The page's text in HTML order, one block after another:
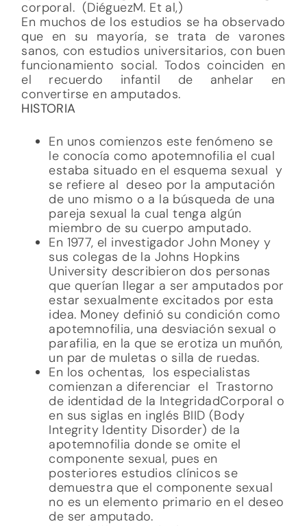
corporal. (DiéguezM. Et al,)
En muchos de los estudios se ha observado
que en su mayoría, se trata de varones
sanos, con estudios universitarios, con buen
funcionamiento social. Todos coinciden en
el recuerdo infantil de anhelar en
convertirse en amputados.
HISTORIA
En unos comienzos este fenómeno se
le conocía como apotemnofilia el cual
estaba situado en el esquema sexual y
se refiere al deseo por la amputación
de uno mismo o a la búsqueda de una
pareja sexual la cual tenga algún
miembro de su cuerpo amputado.
En 1977, el investigador John Money y
sus colegas de la Johns Hopkins
University describieron dos personas
que querían llegar a ser amputados por
estar sexualmente excitados por esta
idea. Money definió su condición como
apotemnofilia, una desviación sexual o
parafilia, en la que se erotiza un muñón,
un par de muletas o silla de ruedas.
En los ochentas, los especialistas
comienzan a diferenciar el Trastorno
de identidad de la IntegridadCorporal o
en sus siglas en inglés BIID (Body
Integrity Identity Disorder) de la
apotemnofilia donde se omite el
componente sexual, pues en
posteriores estudios clínicos se
demuestra que el componente sexual
no es un elemento primario en el deseo
de ser amputado.